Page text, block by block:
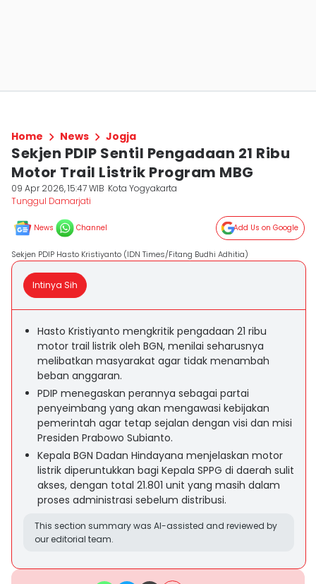
Home News Jogja
Sekjen PDIP Sentil Pengadaan 21 Ribu
Motor Trail Listrik Program MBG
09 Apr 2026, 15:47 WIB Kota Yogyakarta
Tunggul Damarjati
News Channel Add Us on Google
Sekjen PDIP Hasto Kristiyanto (IDN Times/Fitang Budhi Adhitia)
Intinya Sih
Hasto Kristiyanto mengkritik pengadaan 21 ribu
motor trail listrik oleh BGN, menilai seharusnya
melibatkan masyarakat agar tidak menambah
beban anggaran.
PDIP menegaskan perannya sebagai partai
penyeimbang yang akan mengawasi kebijakan
pemerintah agar tetap sejalan dengan visi dan misi
Presiden Prabowo Subianto.
Kepala BGN Dadan Hindayana menjelaskan motor
listrik diperuntukkan bagi Kepala SPPG di daerah sulit
akses, dengan total 21.801 unit yang masih dalam
proses administrasi sebelum distribusi.
This section summary was AI-assisted and reviewed by
our editorial team.